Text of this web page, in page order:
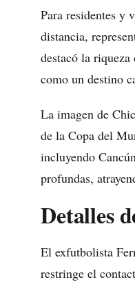
Para residentes y
distancia,
destacó la
como un destino
La imagen de
de la Copa del
incluyendo
profundas,
Detalles
El exfutbolista
restringe el